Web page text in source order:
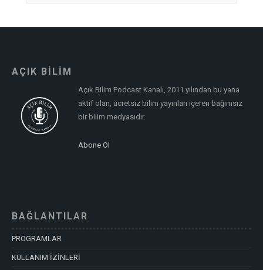
AÇIK BİLİM
Açık Bilim Podcast Kanalı, 2011 yılından bu yana
aktif olan, ücretsiz bilim yayınları içeren bağımsız
bir bilim medyasıdır.
Abone Ol
BAĞLANTILAR
PROGRAMLAR
KULLANIM İZİNLERİ